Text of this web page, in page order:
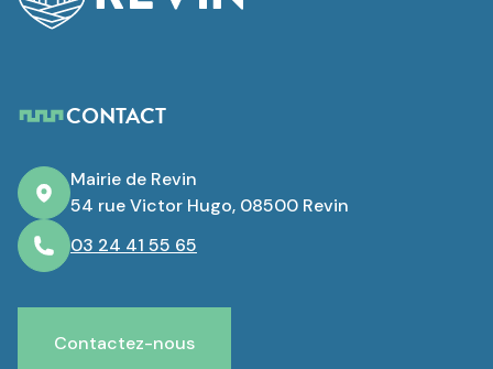
CONTACT
Mairie de Revin
54 rue Victor Hugo, 08500 Revin
03 24 41 55 65
Contactez-nous